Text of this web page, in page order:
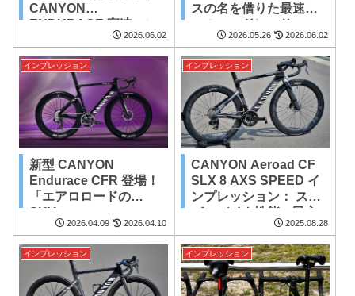
CANYON
ENDURACE 高速エン
デュランスバイク イン
プレッション
2026.06.02
スの名を借りた最速オ
ールロードレーサー
2026.05.26 2026.06.02
インプレッション
新型 CANYON
Endurace CFR 登場！
「エアロロードの
SUV」
2026.04.09 2026.04.10
インプレッション
CANYON Aeroad CF
SLX 8 AXS SPEED イ
ンプレッション： スー
パーバイク性能の民主
2025.08.28
インプレッション インプレッション